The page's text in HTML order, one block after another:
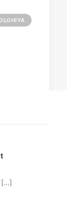
[…]